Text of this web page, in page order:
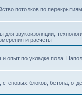
потолков по
звукоизоляции,
и расчеты
по укладке пола.
блоков, бетона;